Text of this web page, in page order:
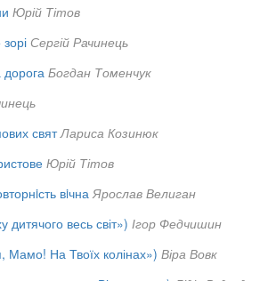
Юрій Тітов
Сергій Рачинець
дорога Богдан Томенчук
свят Лариса Козинюк
Юрій Тітов
вiчна Ярослав Велиган
дитячого весь світ») Ігор Федчишин
Мамо! На Твоїх колінах») Віра Вовк